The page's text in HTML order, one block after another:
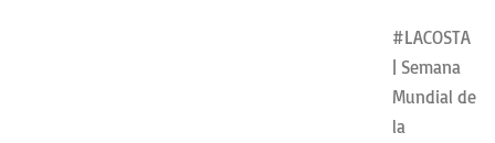
#LACOSTA
| Semana
Mundial de
la